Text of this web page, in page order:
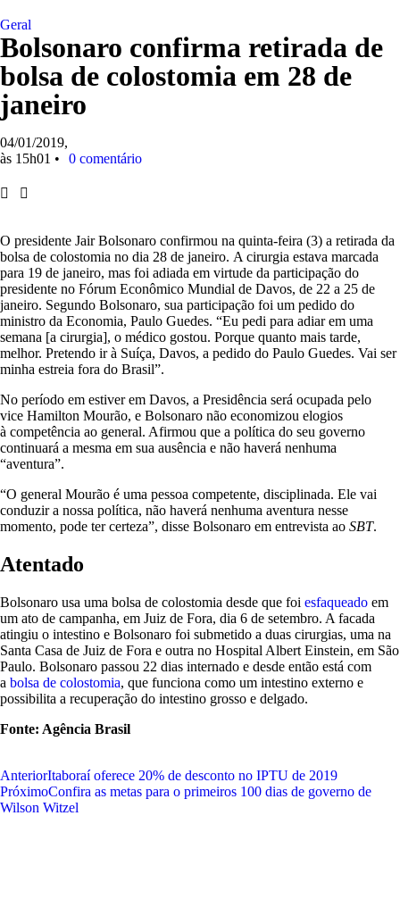
Geral
Bolsonaro confirma retirada de
bolsa de colostomia em 28 de
janeiro
04/01/2019,
às 15h01 • 0 comentário
O presidente Jair Bolsonaro confirmou na quinta-feira (3) a retirada da
bolsa de colostomia no dia 28 de janeiro. A cirurgia estava marcada
para 19 de janeiro, mas foi adiada em virtude da participação do
presidente no Fórum Econômico Mundial de Davos, de 22 a 25 de
janeiro. Segundo Bolsonaro, sua participação foi um pedido do
ministro da Economia, Paulo Guedes. “Eu pedi para adiar em uma
semana [a cirurgia], o médico gostou. Porque quanto mais tarde,
melhor. Pretendo ir à Suíça, Davos, a pedido do Paulo Guedes. Vai ser
minha estreia fora do Brasil”.
No período em estiver em Davos, a Presidência será ocupada pelo
vice Hamilton Mourão, e Bolsonaro não economizou elogios
à competência ao general. Afirmou que a política do seu governo
continuará a mesma em sua ausência e não haverá nenhuma
“aventura”.
“O general Mourão é uma pessoa competente, disciplinada. Ele vai
conduzir a nossa política, não haverá nenhuma aventura nesse
momento, pode ter certeza”, disse Bolsonaro em entrevista ao SBT.
Atentado
Bolsonaro usa uma bolsa de colostomia desde que foi esfaqueado em
um ato de campanha, em Juiz de Fora, dia 6 de setembro. A facada
atingiu o intestino e Bolsonaro foi submetido a duas cirurgias, uma na
Santa Casa de Juiz de Fora e outra no Hospital Albert Einstein, em São
Paulo. Bolsonaro passou 22 dias internado e desde então está com
a bolsa de colostomia, que funciona como um intestino externo e
possibilita a recuperação do intestino grosso e delgado.
Fonte: Agência Brasil
AnteriorItaboraí oferece 20% de desconto no IPTU de 2019
PróximoConfira as metas para o primeiros 100 dias de governo de
Wilson Witzel